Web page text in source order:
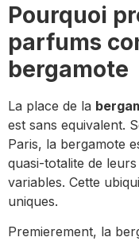
Pourquoi
parfums
bergamote
La place de la
est sans equivalent.
Paris, la bergamote
quasi-totalite de
variables. Cette
uniques.
Premierement, la